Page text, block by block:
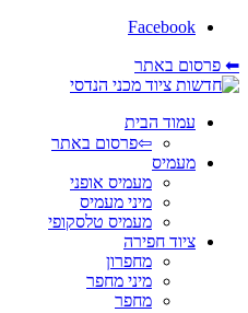
Facebook
⬅ פרסום באתר
עמוד הבית
⇦פרסום באתר
מעמיס
מעמיס אופני
מיני מעמיס
מעמיס טלסקופי
ציוד חפירה
מחפרון
מיני מחפר
מחפר